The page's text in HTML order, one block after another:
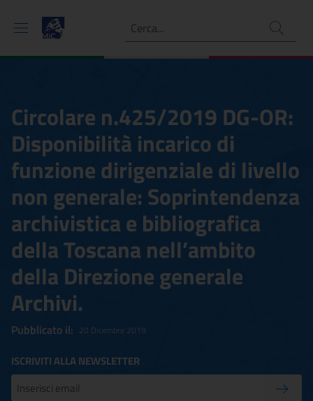
Ricerca
Circolare n.425/2019 DG-OR:
Disponibilità incarico di
funzione dirigenziale di livello
non generale: Soprintendenza
archivistica e bibliografica
della Toscana nell’ambito
della Direzione generale
Archivi.
Pubblicato il: 20 Dicembre 2019
ISCRIVITI ALLA NEWSLETTER
Inserisci la tua mail